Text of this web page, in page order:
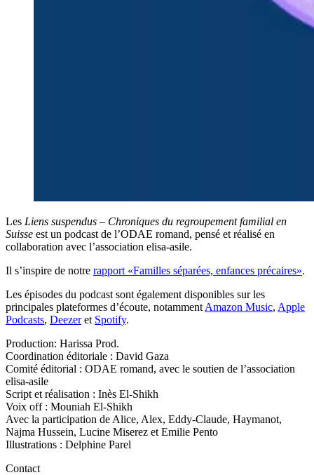
Les Liens suspendus – Chroniques du regroupement familial en
Suisse est un podcast de l’ODAE romand, pensé et réalisé en
collaboration avec l’association elisa-asile.
Il s’inspire de notre rapport «Familles séparées, enfances précaires».
Les épisodes du podcast sont également disponibles sur les
principales plateformes d’écoute, notamment Amazon Music, Apple
Podcasts, Deezeret Spotify.
Production: Harissa Prod.
Coordination éditoriale : David Gaza
Comité éditorial : ODAE romand, avec le soutien de l’association
elisa-asile
Script et réalisation : Inès El-Shikh
Voix off : Mouniah El-Shikh
Avec la participation de Alice, Alex, Eddy-Claude, Haymanot,
Najma Hussein, Lucine Miserez et Emilie Pento
Illustrations : Delphine Parel
Contact